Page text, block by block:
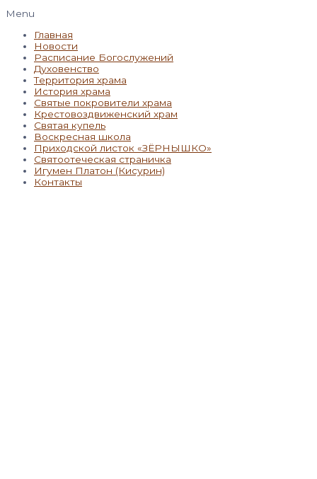
Menu
Главная
Новости
Расписание Богослужений
Духовенство
Территория храма
История храма
Святые покровители храма
Крестовоздвиженский храм
Святая купель
Воскресная школа
Приходской листок «ЗЁРНЫШКО»
Святоотеческая страничка
Игумен Платон (Кисурин)
Контакты